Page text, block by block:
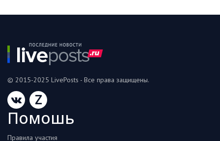
© 2015-2025 LivePosts - Все права защищены.
Z
Помошь
Правила участия